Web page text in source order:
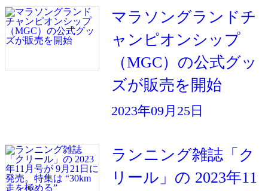
マラソングランドチ
ャンピオンシップ
（MGC）の公式グッ
ズが販売を開始
2023年09月25日
ランニング雑誌「ク
リール」の 2023年11